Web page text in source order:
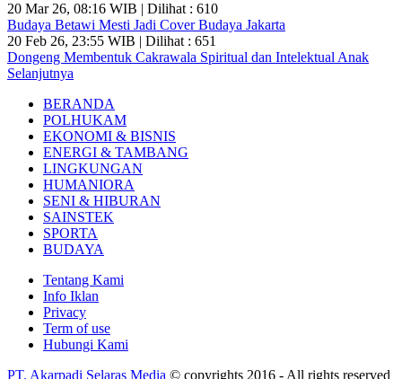
20 Mar 26, 08:16 WIB | Dilihat : 610
Budaya Betawi Mesti Jadi Cover Budaya Jakarta
20 Feb 26, 23:55 WIB | Dilihat : 651
Dongeng Membentuk Cakrawala Spiritual dan Intelektual Anak
Selanjutnya
BERANDA
POLHUKAM
EKONOMI & BISNIS
ENERGI & TAMBANG
LINGKUNGAN
HUMANIORA
SENI & HIBURAN
SAINSTEK
SPORTA
BUDAYA
Tentang Kami
Info Iklan
Privacy
Term of use
Hubungi Kami
PT. Akarpadi Selaras Media © copyrights 2016 - All rights reserved